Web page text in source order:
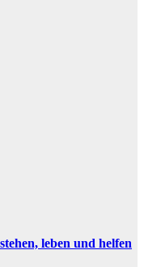
leben und helfen